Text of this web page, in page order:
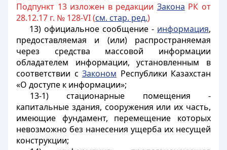
Подпункт 13 изложен в редакции Закона РК от
28.12.17 г. № 128-VI (см. стар. ред.)
13) официальное сообщение - информация,
предоставляемая и (или) распространяемая
через средства массовой информации
обладателем информации, установленным в
соответствии с Законом Республики Казахстан
«О доступе к информации»;
13-1) стационарные помещения -
капитальные здания, сооружения или их часть,
имеющие фундамент, перемещение которых
невозможно без нанесения ущерба их несущей
конструкции;